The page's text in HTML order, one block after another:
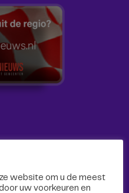
hier, maar ook via social
website om u de meest
uw voorkeuren en